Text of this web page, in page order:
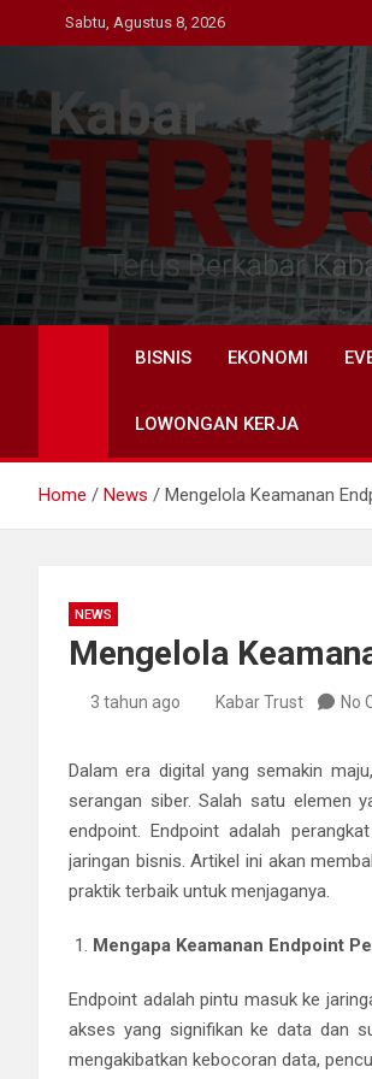
to
Sabtu, Agustus 8, 2026
Kabar Trust
Terus Berkabar Kabar Trust
BISNIS EKONOMI
LOWONGAN KERJA
Home News Mengelola Keamanan
NEWS
Mengelola
3 tahun ago Kabar Trust No
Dalam era digital yang semakin
serangan siber. Salah satu elemen
endpoint. Endpoint adalah
jaringan bisnis. Artikel ini akan
praktik terbaik untuk menjaganya.
Mengapa Keamanan Endpoint
Endpoint adalah pintu masuk ke
akses yang signifikan ke data dan
mengakibatkan kebocoran data,